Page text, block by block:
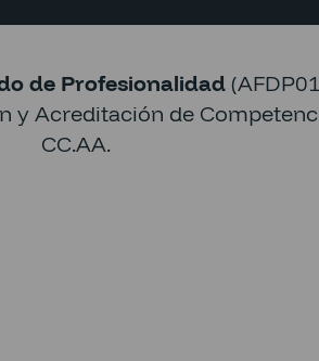
de Profesionalidad
Acreditación de
CC.AA.